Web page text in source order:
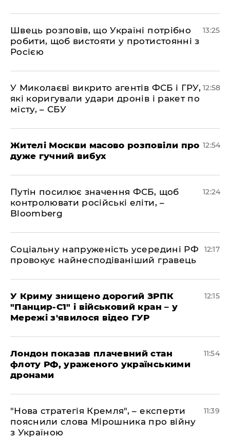
Швець розповів, що Україні потрібно
робити, щоб вистояти у протистоянні з
Росією
13:25
У Миколаєві викрито агентів ФСБ і ГРУ,
які коригували удари дронів і ракет по
місту, – СБУ
12:58
Жителі Москви масово розповіли про
дуже гучний вибух
12:54
Путін посилює значення ФСБ, щоб
контролювати російські еліти, –
Bloomberg
12:24
Соціальну напруженість усередині РФ
провокує найнесподіваніший гравець
12:17
У Криму знищено дорогий ЗРПК
"Панцир-С1" і військовий кран – у
Мережі з'явилося відео ГУР
12:15
Лондон показав плачевний стан
флоту РФ, ураженого українськими
дронами
11:54
"Нова стратегія Кремля", – експерти
пояснили слова Мірошника про війну
з Україною
11:39